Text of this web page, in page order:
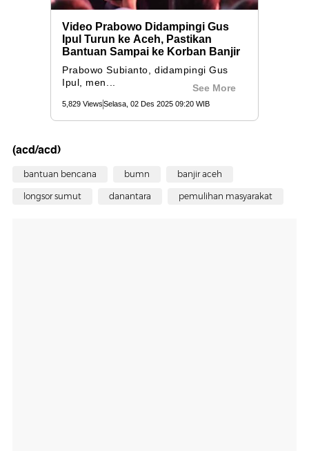
(acd/acd)
bantuan bencana bumn banjir aceh
longsor sumut danantara pemulihan masyarakat